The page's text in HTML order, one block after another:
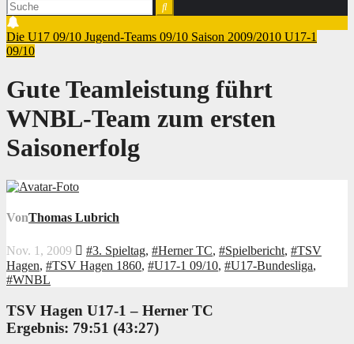
Die U17 09/10 Jugend-Teams 09/10 Saison 2009/2010 U17-1
09/10
Gute Teamleistung führt
WNBL-Team zum ersten
Saisonerfolg
VonThomas Lubrich
Nov. 1, 2009 #3. Spieltag, #Herner TC, #Spielbericht, #TSV
Hagen, #TSV Hagen 1860, #U17-1 09/10, #U17-Bundesliga,
#WNBL
TSV Hagen U17-1 – Herner TC
Ergebnis: 79:51 (43:27)